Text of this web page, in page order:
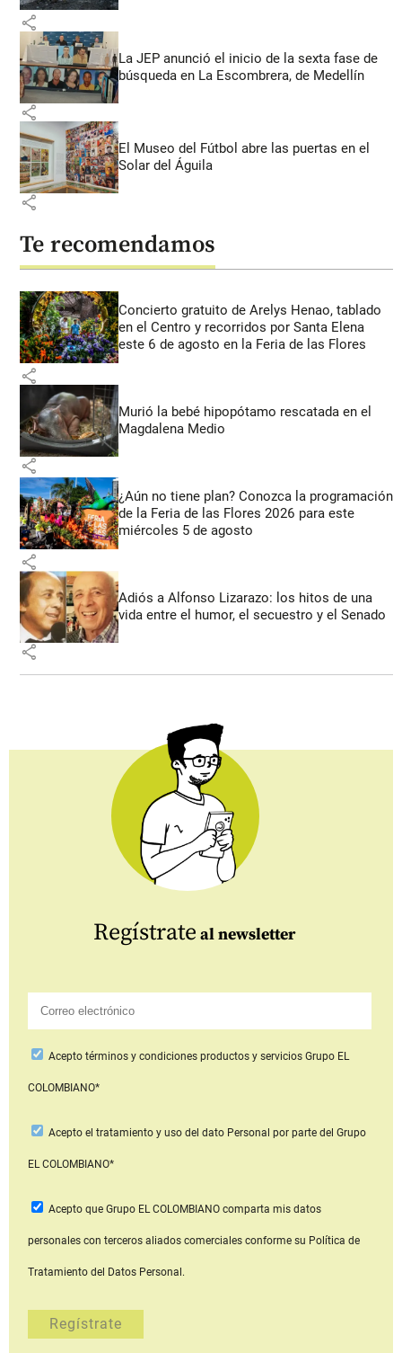
share
La JEP anunció el inicio de la sexta fase de
búsqueda en La Escombrera, de Medellín
share
El Museo del Fútbol abre las puertas en el
Solar del Águila
share
Te recomendamos
Concierto gratuito de Arelys Henao, tablado
en el Centro y recorridos por Santa Elena
este 6 de agosto en la Feria de las Flores
share
Murió la bebé hipopótamo rescatada en el
Magdalena Medio
share
¿Aún no tiene plan? Conozca la programación
de la Feria de las Flores 2026 para este
miércoles 5 de agosto
share
Adiós a Alfonso Lizarazo: los hitos de una
vida entre el humor, el secuestro y el Senado
share
Regístrate al newsletter
Aceptotérminos y condiciones productos y serviciosGrupo EL
COLOMBIANO*
Acepto el tratamiento y uso del dato Personal por parte del Grupo
EL COLOMBIANO*
Acepto que Grupo EL COLOMBIANOcomparta mis datos
personales con terceros aliados comerciales conforme su Política de
Tratamiento del Datos Personal.